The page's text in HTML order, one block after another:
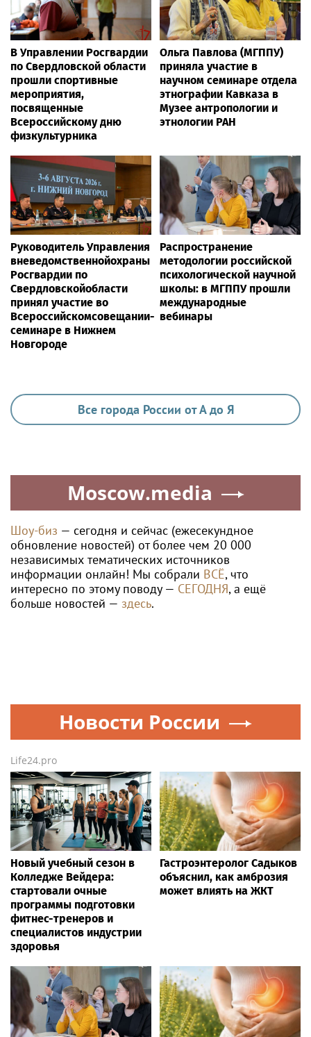
В Управлении Росгвардии
по Свердловской области
прошли спортивные
мероприятия,
посвященные
Всероссийскому дню
физкультурника
Ольга Павлова (МГППУ)
приняла участие в
научном семинаре отдела
этнографии Кавказа в
Музее антропологии и
этнологии РАН
Руководитель Управления
вневедомственнойохраны
Росгвардии по
Свердловскойобласти
принял участие во
Всероссийскомсовещании-
семинаре в Нижнем
Новгороде
Распространение
методологии российской
психологической научной
школы: в МГППУ прошли
международные
вебинары
Все города России от А до Я
Moscow.media
Шоу-биз — сегодня и сейчас (ежесекундное
обновление новостей) от более чем 20 000
независимых тематических источников
информации онлайн! Мы собрали ВСЁ, что
интересно по этому поводу — СЕГОДНЯ, а ещё
больше новостей — здесь.
Новости России
Life24.pro
Новый учебный сезон в
Колледже Вейдера:
стартовали очные
программы подготовки
фитнес-тренеров и
специалистов индустрии
здоровья
Гастроэнтеролог Садыков
объяснил, как амброзия
может влиять на ЖКТ